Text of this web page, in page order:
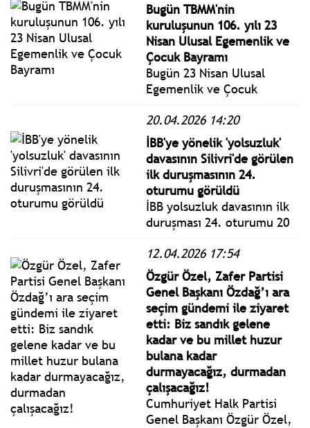
Bugün TBMM'nin
kuruluşunun 106. yılı 23
Nisan Ulusal Egemenlik ve
Çocuk Bayramı
Bugün 23 Nisan Ulusal
Egemenlik ve Çocuk
TBMM'nin kuruluşunun 106.
yılı. Bugün Türkiye Büyük
Millet Meclisi 106 yıl önce
23 Nisan 1920'de kuruldu.
Cumhuriyetimizin
temelleri o gün atıldı.
20.04.2026 14:20
İBB'ye yönelik 'yolsuzluk'
davasının Silivri'de görülen
ilk duruşmasının 24.
oturumu görüldü
İBB yolsuzluk davasının ilk
duruşması 24. oturumu 20
Silivri'de görüldü. İBB
Başkan Ekrem İmamoğlu ile
tutuklu sanıklar hakim
karşısında savunma
yapmaya devam ediyor.
12.04.2026 17:54
Özgür Özel, Zafer Partisi
Genel Başkanı Özdağ’ı ara
seçim gündemi ile ziyaret
etti: Biz sandık gelene
kadar ve bu millet huzur
bulana kadar
durmayacağız, durmadan
çalışacağız!
Cumhuriyet Halk Partisi
Genel Başkanı Özgür Özel,